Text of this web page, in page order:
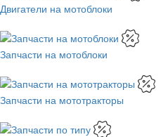
Двигатели на мотоблоки
Запчасти на мотоблоки
Запчасти на мототракторы